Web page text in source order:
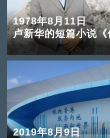
1978年8月11日
卢新华的短篇小说
2019年8月9日